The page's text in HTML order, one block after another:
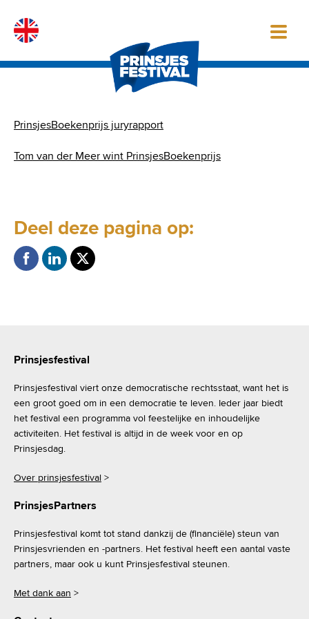
content
PrinsjesBoekenprijs juryrapport
Tom van der Meer wint PrinsjesBoekenprijs
Deel deze pagina op:
Prinsjesfestival
Prinsjesfestival viert onze democratische rechtsstaat, want het is
een groot goed om in een democratie te leven. Ieder jaar biedt
het festival een programma vol feestelijke en inhoudelijke
activiteiten. Het festival is altijd in de week voor en op
Prinsjesdag.
Over prinsjesfestival >
PrinsjesPartners
Prinsjesfestival komt tot stand dankzij de (financiële) steun van
Prinsjesvrienden en -partners. Het festival heeft een aantal vaste
partners, maar ook u kunt Prinsjesfestival steunen.
Met dank aan >